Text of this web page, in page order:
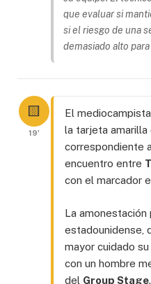
que evaluar si
si el riesgo de una
demasiado alto
🟨
19'
El mediocampista
la tarjeta amarilla
correspondiente
encuentro entre
con el marcador
La
estadounidense,
mayor cuidado
con un hombre
del Group Stage.